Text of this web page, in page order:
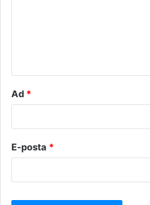
Ad *
E-posta *